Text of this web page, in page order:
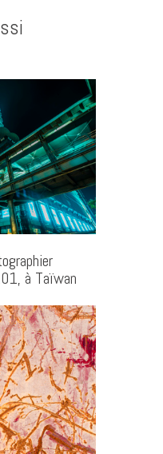
à Taïwan